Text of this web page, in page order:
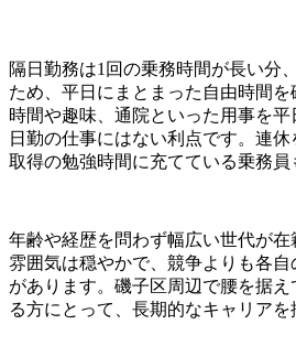
隔日勤務は1回の乗務時間が長い分
ため、平日にまとまった自由時間
時間や趣味、通院といった用事を平
日勤の仕事にはない利点です。連
取得の勉強時間に充てている乗務員
年齢や経歴を問わず幅広い世代が
雰囲気は穏やかで、競争よりも各
があります。磯子区周辺で腰を据
る方にとって、長期的なキャリアを